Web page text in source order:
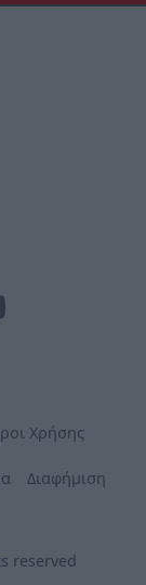
Χρήσης
Διαφήμιση
reserved